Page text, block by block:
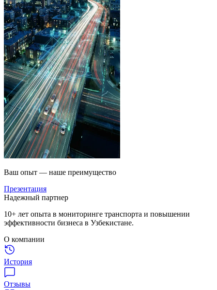
Ваш опыт — наше преимущество
Презентация
Надежный партнер
10+ лет опыта в мониторинге транспорта и повышении
эффективности бизнеса в Узбекистане.
О компании
История
Отзывы